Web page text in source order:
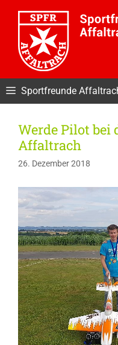
Inhalt
springen
Sportfreunde
Werde Pilot bei
Affaltrach
26. Dezember 2018